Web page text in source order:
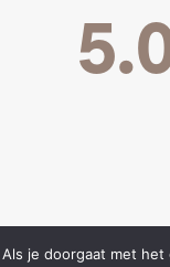
je doorgaat met